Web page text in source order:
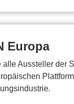
Europa
alle Aussteller der